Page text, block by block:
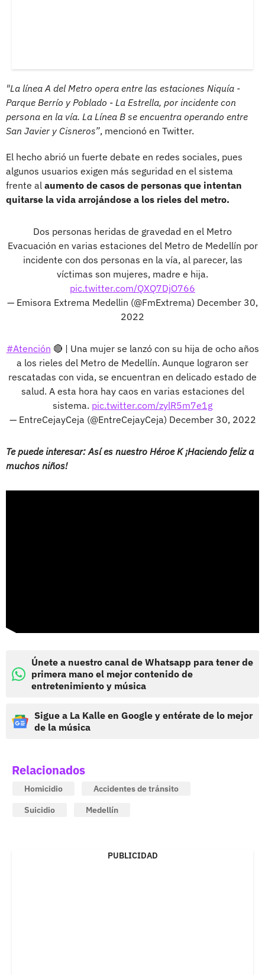
"La línea A del Metro opera entre las estaciones Niquía -
Parque Berrío y Poblado - La Estrella, por incidente con
persona en la vía. La Línea B se encuentra operando entre
San Javier y Cisneros”, mencionó en Twitter.
El hecho abrió un fuerte debate en redes sociales, pues
algunos usuarios exigen más seguridad en el sistema
frente al aumento de casos de personas que intentan
quitarse la vida arrojándose a los rieles del metro.
Dos personas heridas de gravedad en el Metro
Evacuación en varias estaciones del Metro de Medellín por
incidente con dos personas en la vía, al parecer, las
víctimas son mujeres, madre e hija.
pic.twitter.com/QXQ7DjO766
— Emisora Extrema Medellin (@FmExtrema) December 30,
2022
#Atención 🔴 | Una mujer se lanzó con su hija de ocho años
a los rieles del Metro de Medellín. Aunque lograron ser
rescatadas con vida, se encuentran en delicado estado de
salud. A esta hora hay caos en varias estaciones del
sistema. pic.twitter.com/zylR5m7e1g
— EntreCejayCeja (@EntreCejayCeja) December 30, 2022
Te puede interesar: Así es nuestro Héroe K ¡Haciendo feliz a
muchos niños!
Únete a nuestro canal de Whatsapp para tener de
primera mano el mejor contenido de
entretenimiento y música
Sigue a La Kalle en Google y entérate de lo mejor
de la música
Relacionados
Homicidio
Accidentes de tránsito
Suicidio
Medellín
PUBLICIDAD